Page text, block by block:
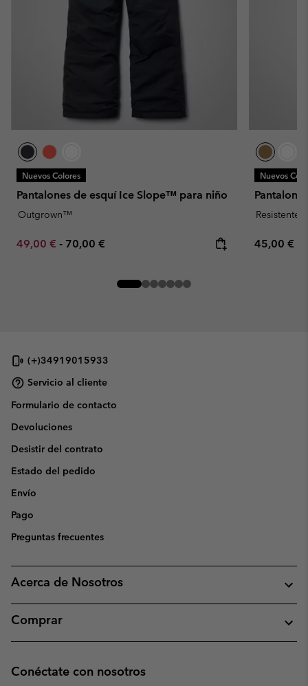
Nuevos Colores
Pantalones de esquí Ice Slope™ para niño
Outgrown™
Minimum sale price:
49,00 € - Maximum price:
70,00 €
Nuevos
Resistente
Regular
45,00 €
(+)34919015933
Servicio al cliente
Formulario de contacto
Devoluciones
Desistir del contrato
Estado del pedido
Envío
Pago
Preguntas frecuentes
Acerca de Nosotros
Comprar
Conéctate con nosotros